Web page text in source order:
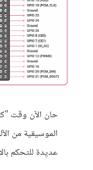
حان الآن وقت
الموسيقية من
عديدة للتحكم